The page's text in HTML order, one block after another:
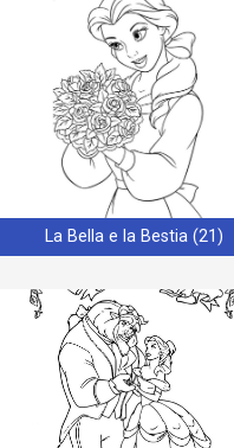
La Bella e la Bestia (21)